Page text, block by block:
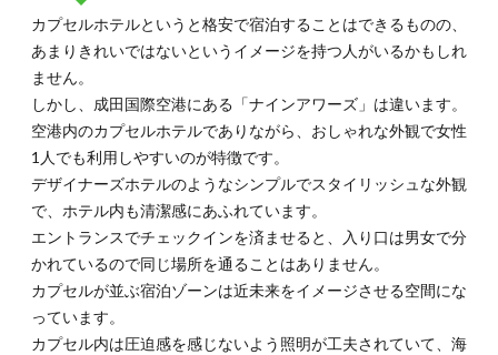
ホテ
ル
2.
コス
メを
購入
する
なら
免税
店
3.
デー
トに
すす
めな
カプセルホテルというと格安で宿泊することはできるものの、
あまりきれいではないというイメージを持つ人がいるかもしれ
ません。
しかし、成田国際空港にある「ナインアワーズ」は違います。
空港内のカプセルホテルでありながら、おしゃれな外観で女性
1人でも利用しやすいのが特徴です。
デザイナーズホテルのようなシンプルでスタイリッシュな外観
で、ホテル内も清潔感にあふれています。
エントランスでチェックインを済ませると、入り口は男女で分
かれているので同じ場所を通ることはありません。
カプセルが並ぶ宿泊ゾーンは近未来をイメージさせる空間にな
っています。
カプセル内は圧迫感を感じないよう照明が工夫されていて、海